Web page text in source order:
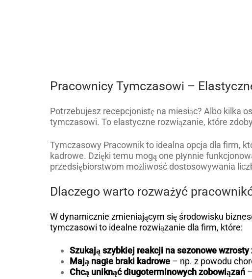
Pracownicy Tymczasowi –
Potrzebujesz recepcjonistę na miesiąc? Albo kilka
tymczasowi. To elastyczne rozwiązanie, które
Tymczasowy Pracownik to idealna opcja dla firm,
kadrowe. Dzięki temu mogą one płynnie
przedsiębiorstwom możliwość dostosowywania
Dlaczego warto rozważyć
W dynamicznie zmieniającym się środowisku
tymczasowi to idealne rozwiązanie dla firm, które:
Szukają szybkiej reakcji na sezonowe
Mają nagłe braki kadrowe – np. z powodu
Chcą uniknąć długoterminowych zobowiązań